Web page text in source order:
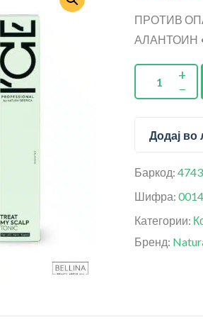
ПРОТИВ
АЛАНТОИН
Додај во
Баркод:
Шифра:
Категории:
Бренд: